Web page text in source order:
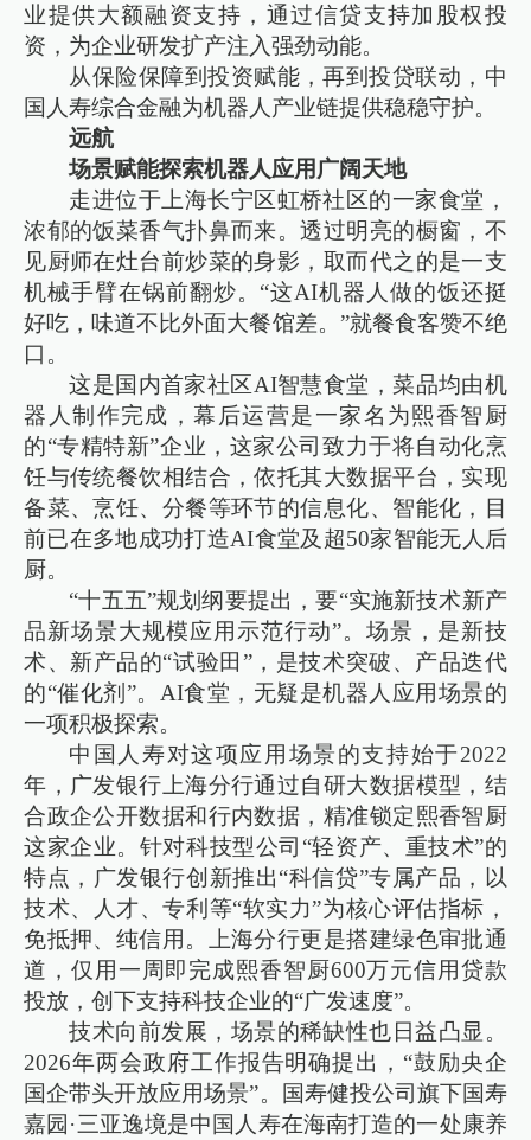
业提供大额融资支持，通过信贷支持加股权投
资，为企业研发扩产注入强劲动能。
从保险保障到投资赋能，再到投贷联动，中
国人寿综合金融为机器人产业链提供稳稳守护。
远航
场景赋能探索机器人应用广阔天地
走进位于上海长宁区虹桥社区的一家食堂，
浓郁的饭菜香气扑鼻而来。透过明亮的橱窗，不
见厨师在灶台前炒菜的身影，取而代之的是一支
机械手臂在锅前翻炒。“这AI机器人做的饭还挺
好吃，味道不比外面大餐馆差。”就餐食客赞不绝
口。
这是国内首家社区AI智慧食堂，菜品均由机
器人制作完成，幕后运营是一家名为熙香智厨
的“专精特新”企业，这家公司致力于将自动化烹
饪与传统餐饮相结合，依托其大数据平台，实现
备菜、烹饪、分餐等环节的信息化、智能化，目
前已在多地成功打造AI食堂及超50家智能无人后
厨。
“十五五”规划纲要提出，要“实施新技术新产
品新场景大规模应用示范行动”。场景，是新技
术、新产品的“试验田”，是技术突破、产品迭代
的“催化剂”。AI食堂，无疑是机器人应用场景的
一项积极探索。
中国人寿对这项应用场景的支持始于2022
年，广发银行上海分行通过自研大数据模型，结
合政企公开数据和行内数据，精准锁定熙香智厨
这家企业。针对科技型公司“轻资产、重技术”的
特点，广发银行创新推出“科信贷”专属产品，以
技术、人才、专利等“软实力”为核心评估指标，
免抵押、纯信用。上海分行更是搭建绿色审批通
道，仅用一周即完成熙香智厨600万元信用贷款
投放，创下支持科技企业的“广发速度”。
技术向前发展，场景的稀缺性也日益凸显。
2026年两会政府工作报告明确提出，“鼓励央企
国企带头开放应用场景”。国寿健投公司旗下国寿
嘉园·三亚逸境是中国人寿在海南打造的一处康养